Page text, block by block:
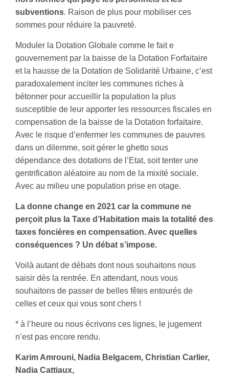
subventions. Raison de plus pour mobiliser ces
sommes pour réduire la pauvreté.
Moduler la Dotation Globale comme le fait e
gouvernement par la baisse de la Dotation Forfaitaire
et la hausse de la Dotation de Solidarité Urbaine, c’est
paradoxalement inciter les communes riches à
bétonner pour accueillir la population la plus
susceptible de leur apporter les ressources fiscales en
compensation de la baisse de la Dotation forfaitaire.
Avec le risque d’enfermer les communes de pauvres
dans un dilemme, soit gérer le ghetto sous
dépendance des dotations de l’Etat, soit tenter une
gentrification aléatoire au nom de la mixité sociale.
Avec au milieu une population prise en otage.
La donne change en 2021 car la commune ne
perçoit plus la Taxe d’Habitation mais la totalité des
taxes foncières en compensation. Avec quelles
conséquences ? Un débat s’impose.
Voilà autant de débats dont nous souhaitons nous
saisir dès la rentrée. En attendant, nous vous
souhaitons de passer de belles fêtes entourés de
celles et ceux qui vous sont chers !
* à l’heure ou nous écrivons ces lignes, le jugement
n’est pas encore rendu.
Karim Amrouni, Nadia Belgacem, Christian Carlier,
Nadia Cattiaux,